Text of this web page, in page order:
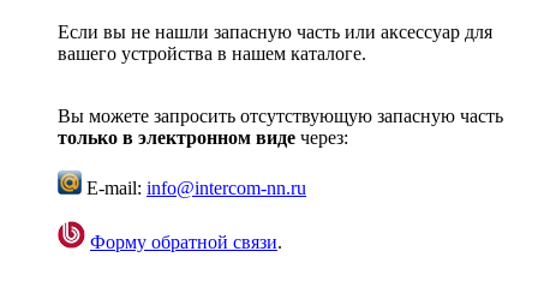
Если вы не нашли запасную часть или аксессуар для
вашего устройства в нашем каталоге.
Вы можете запросить отсутствующую запасную часть
только в электронном виде через:
E-mail: info@intercom-nn.ru
Форму обратной связи.